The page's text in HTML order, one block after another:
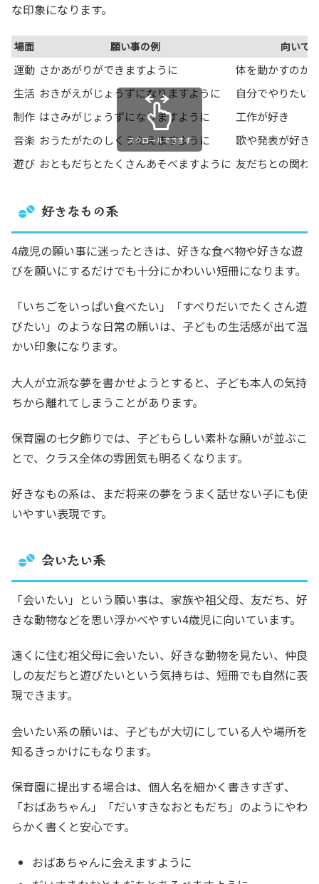
な印象になります。
場面 願い事の例 向いて
運動 さかあがりができますように
体を動かすのが
生活 おきがえがじょうずになりますように
自分でやりたい
制作 はさみがじょうずになりますように
工作が好き
音楽 おうたがたのしくうたえますように
歌や発表が好き
遊び おともだちとたくさんあそべますように 友だちとの関わ
スクロールできます
好きなもの系
4歳児の願い事に迷ったときは、好きな食べ物や好きな遊
びを願いにするだけでも十分にかわいい短冊になります。
「いちごをいっぱい食べたい」「すべりだいでたくさん遊
びたい」のような日常の願いは、子どもの生活感が出て温
かい印象になります。
大人が立派な夢を書かせようとすると、子ども本人の気持
ちから離れてしまうことがあります。
保育園の七夕飾りでは、子どもらしい素朴な願いが並ぶこ
とで、クラス全体の雰囲気も明るくなります。
好きなもの系は、まだ将来の夢をうまく話せない子にも使
いやすい表現です。
会いたい系
「会いたい」という願い事は、家族や祖父母、友だち、好
きな動物などを思い浮かべやすい4歳児に向いています。
遠くに住む祖父母に会いたい、好きな動物を見たい、仲良
しの友だちと遊びたいという気持ちは、短冊でも自然に表
現できます。
会いたい系の願いは、子どもが大切にしている人や場所を
知るきっかけにもなります。
保育園に提出する場合は、個人名を細かく書きすぎず、
「おばあちゃん」「だいすきなおともだち」のようにやわ
らかく書くと安心です。
おばあちゃんに会えますように